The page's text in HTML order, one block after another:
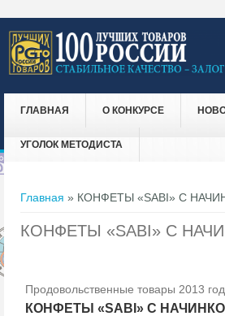
ГЛАВНАЯ О КОНКУРСЕ
УГОЛОК МЕТОДИСТА
Вы здесь
Главная » КОНФЕТЫ «SABI» С
КОНФЕТЫ «SABI» С
Продовольственные товары 2013 год
КОНФЕТЫ «SABI» С